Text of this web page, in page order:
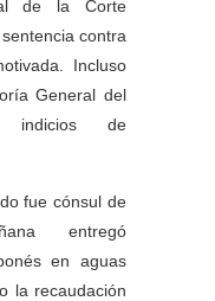
de la Corte
contra
Incluso
General del
indicios de
fue cónsul de
entregó
en aguas
la recaudación